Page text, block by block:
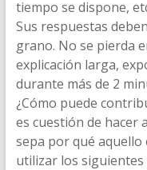
tiempo se dispone,
Sus respuestas
grano. No se pierda
explicación larga,
durante más de 2
¿Cómo puede
es cuestión de hacer
sepa por qué
utilizar los siguientes